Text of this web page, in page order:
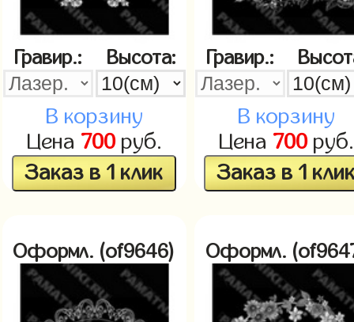
Гравир.: Высота:
В корзину
Цена 700руб.
Заказ в 1 клик
Гравир.:
В корзину
Цена 700руб.
Заказ в 1
Оформл. (of9646) Оформл.